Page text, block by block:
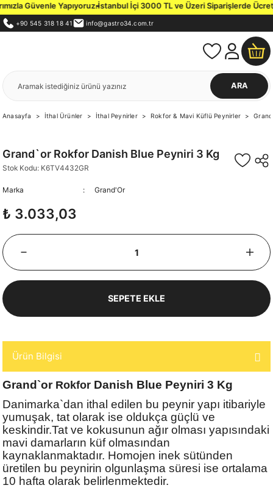
Güvenle Yapıyoruz.İstanbul İçi 3000 TL ve Üzeri Siparişlerde Ücretsiz
+90 545 318 18 41 info@gastro34.com.tr
ARA
Anasayfa İthal Ürünler İthal Peynirler Rokfor & Mavi Küflü Peynirler
Grand`or Rokfor Danish Blue Peyniri 3 Kg
Stok Kodu: K6TV4432GR
Marka Grand'Or
₺ 3.033,03
SEPETE EKLE
Ürün Bilgisi
Grand`or Rokfor Danish Blue Peyniri 3 Kg
Danimarka`dan ithal edilen bu peynir yapı itibariyle
yumuşak, tat olarak ise oldukça güçlü ve
keskindir.Tat ve kokusunun ağır olması yapısındaki
mavi damarların küf olmasından
kaynaklanmaktadır. Homojen inek sütünden
üretilen bu peynirin olgunlaşma süresi ise ortalama
10 hafta olarak belirlenmektedir.